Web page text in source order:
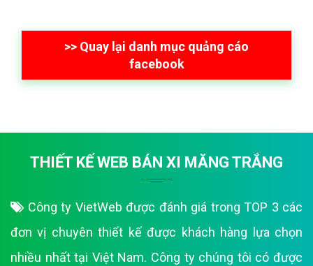
>> Quay lại danh mục quảng cáo
facebook
THIẾT KẾ WEB BÁN XI MĂNG TRẮNG
Công ty VietWeb được đánh giá trong TOP 3 các
đơn vị chuyên thiết kế được khách hàng lựa chọn
nhiều nhất tại Việt Nam. Công ty chúng tôi có được